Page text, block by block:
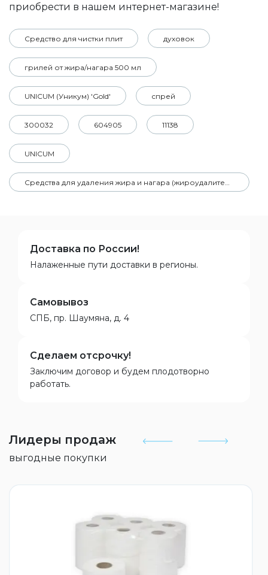
приобрести в нашем интернет-магазине!
Средство для чистки плит духовок
грилей от жира/нагара 500 мл
UNICUM (Уникум) 'Gold' спрей
300032 604905 11138
UNICUM
Средства для удаления жира и нагара (жироудалители)
Доставка по России!
Налаженные пути доставки в регионы.
Самовывоз
СПБ, пр. Шаумяна, д. 4
Сделаем отсрочку!
Заключим договор и будем плодотворно
работать.
Лидеры продаж
выгодные покупки